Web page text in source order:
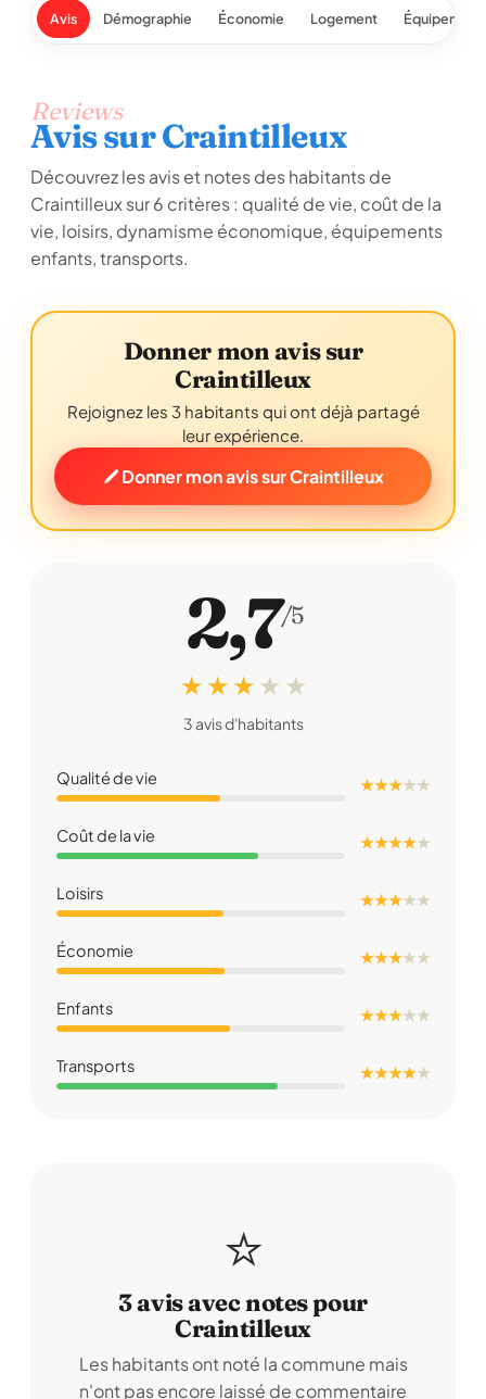
Avis Démographie Économie Logement
Reviews
Avis sur Craintilleux
Découvrez les avis et notes des habitants de
Craintilleux sur 6 critères : qualité de vie, coût de la
vie, loisirs, dynamisme économique, équipements
enfants, transports.
Donner mon avis sur
Craintilleux
Rejoignez les 3 habitants qui ont déjà partagé
leur expérience.
Donner mon avis sur Craintilleux
2,7/5
★ ★ ★ ★ ★
3 avis d'habitants
Qualité de vie ★ ★ ★★★
Coût de la vie ★ ★ ★ ★★
Loisirs ★ ★ ★★★
Économie ★ ★ ★★★
Enfants ★ ★ ★★★
Transports ★ ★ ★ ★★
⭐
3 avis avec notes pour
Craintilleux
Les habitants ont noté la commune mais
n'ont pas encore laissé de commentaire